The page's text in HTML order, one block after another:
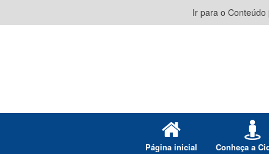
Ir para o Conteúdo
Página inicial Conheça a